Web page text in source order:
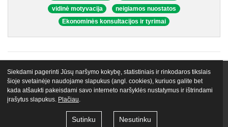
vidinė motyvacija
neigiamos nuostatos
Ekonominės konsultacijos ir tyrimai
VIP narystės Nemokami mokymai Apie mus Lektoriai
Atsiliepimai Tinklaraštis Egu.lt biblioteka Kontaktai
Siekdami pagerinti Jūsų naršymo kokybę, statistiniais ir rinkodaros tikslais
šioje svetainėje naudojame slapukus (angl. cookies), kuriuos galite bet
kada atšaukti pakeisdami savo interneto naršyklės nustatymus ir ištrindami
įrašytus slapukus. Plačiau
Sutinku Nesutinku